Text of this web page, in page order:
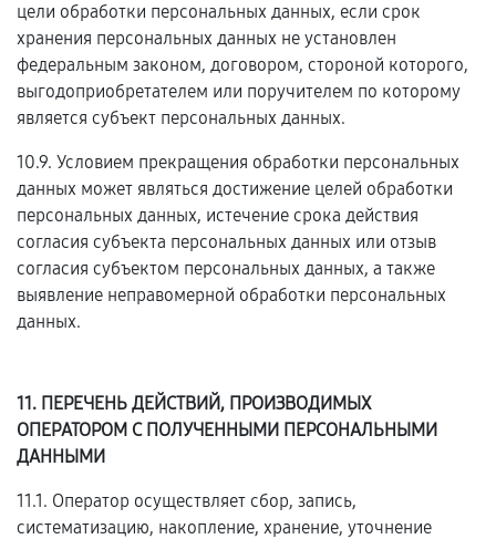
цели обработки персональных данных, если срок
хранения персональных данных не установлен
федеральным законом, договором, стороной которого,
выгодоприобретателем или поручителем по которому
является субъект персональных данных.
10.9. Условием прекращения обработки персональных
данных может являться достижение целей обработки
персональных данных, истечение срока действия
согласия субъекта персональных данных или отзыв
согласия субъектом персональных данных, а также
выявление неправомерной обработки персональных
данных.
11. ПЕРЕЧЕНЬ ДЕЙСТВИЙ, ПРОИЗВОДИМЫХ
ОПЕРАТОРОМ С ПОЛУЧЕННЫМИ ПЕРСОНАЛЬНЫМИ
ДАННЫМИ
11.1. Оператор осуществляет сбор, запись,
систематизацию, накопление, хранение, уточнение